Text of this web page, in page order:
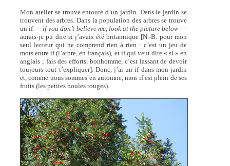
Mon atelier se trouve entouré d’un jardin. Dans le jardin se
trouvent des arbres. Dans la population des arbres se trouve
un if — if you don’t believe me, look at the picture below —
aurais-je pu dire si j’avais été britannique [N.-B. pour mon
seul lecteur qui ne comprend rien à rien : c’est un jeu de
mots entre if (l’arbre, en français), et if qui veut dire « si » en
anglais ; fais des efforts, bonhomme, c’est lassant de devoir
toujours tout t’expliquer]. Donc, j’ai un if dans mon jardin
et, comme nous sommes en automne, mon if est plein de ses
fruits (les petites boules rouges).